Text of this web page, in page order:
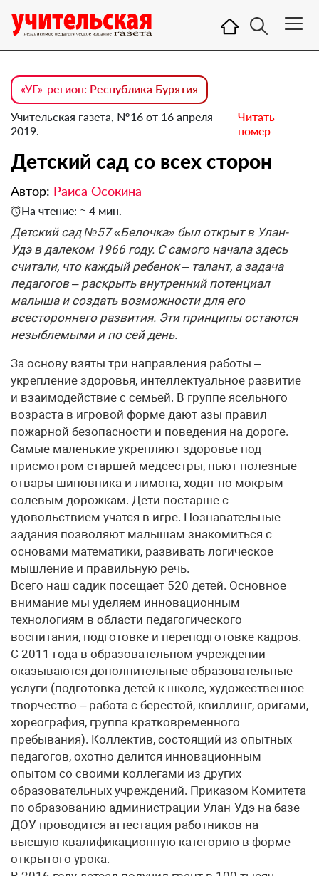
«УГ»-регион: Республика Бурятия
Учительская газета, №16 от 16 апреля
2019.
Читать
номер
Детский сад со всех сторон
Автор: Раиса Осокина
На чтение: ≈ 4 мин.
Детский сад №57 «Белочка» был открыт в Улан-
Удэ в далеком 1966 году. С самого начала здесь
считали, что каждый ребенок – талант, а задача
педагогов – раскрыть внутренний потенциал
малыша и создать возможности для его
всестороннего развития. Эти принципы остаются
незыблемыми и по сей день.
За основу взяты три направления работы –
укрепление здоровья, интеллектуальное развитие
и взаимодействие с семьей. В группе ясельного
возраста в игровой форме дают азы правил
пожарной безопасности и поведения на дороге.
Самые маленькие укрепляют здоровье под
присмотром старшей медсестры, пьют полезные
отвары шиповника и лимона, ходят по мокрым
солевым дорожкам. Дети постарше с
удовольствием учатся в игре. Познавательные
задания позволяют малышам знакомиться с
основами математики, развивать логическое
мышление и правильную речь.
Всего наш садик посещает 520 детей. Основное
внимание мы уделяем инновационным
технологиям в области педагогического
воспитания, подготовке и переподготовке кадров.
С 2011 года в образовательном учреждении
оказываются дополнительные образовательные
услуги (подготовка детей к школе, художественное
творчество – работа с берестой, квиллинг, оригами,
хо­реография, группа кратковременного
пребывания). Коллектив, состоящий из опытных
педагогов, охотно делится инновационным
опытом со своими коллегами из других
образовательных учреждений. Приказом Комитета
по образованию администрации Улан-Удэ на базе
ДОУ проводится аттестация работников на
высшую квалификационную категорию в форме
открытого урока.